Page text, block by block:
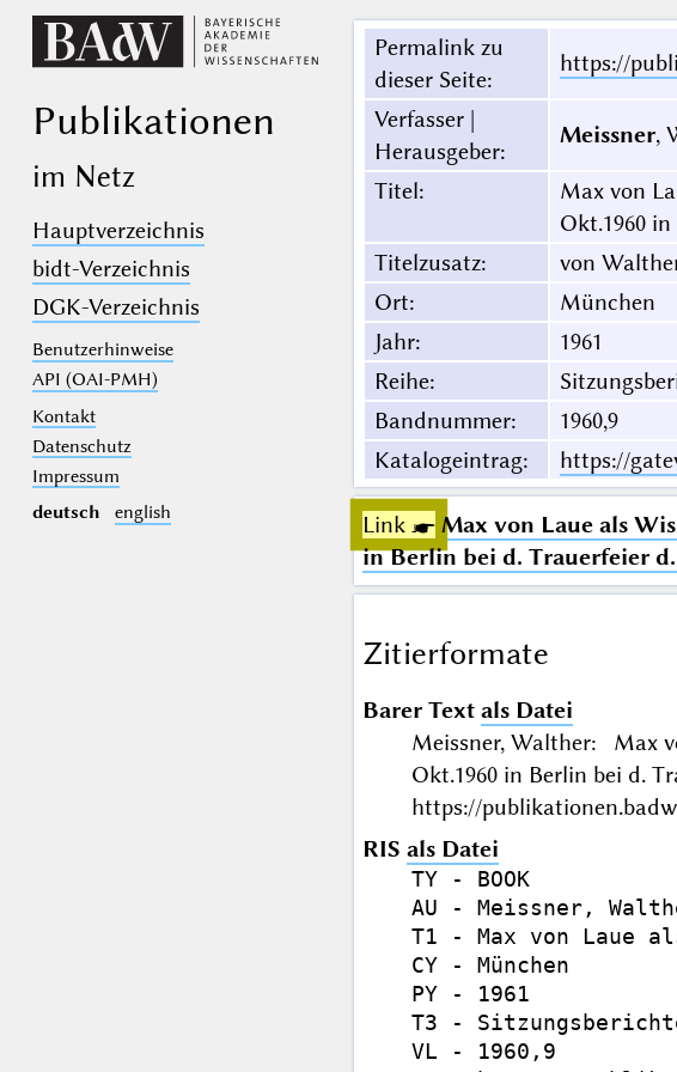
Publikationen
im Netz
Hauptverzeichnis
bidt-Verzeichnis
DGK-Verzeichnis
Benutzerhinweise
API (OAI-PMH)
Kontakt
Datenschutz
Impressum
deutsch
english
Permalink zu
dieser Seite:
https://
Verfasser |
Herausgeber:
Meissner,
Titel:
Max von
Okt.1960
Titelzusatz:
von
Ort:
München
Jahr:
1961
Reihe:
Bandnummer:
1960,9
Katalogeintrag: https://
Link ☛ Max von Laue als
in Berlin bei d. Trauerfeier
Zitierformate
Barer Text als Datei
Meissner, Walther: Max
Okt.1960 in Berlin bei d.
https://
RIS als Datei
TY - BOOK
AU - Meissner,
T1 - Max von Laue
CY - München
PY - 1961
T3 -
VL - 1960,9